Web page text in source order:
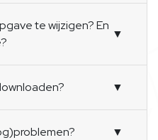
te wijzigen? En
▼
▼
▼